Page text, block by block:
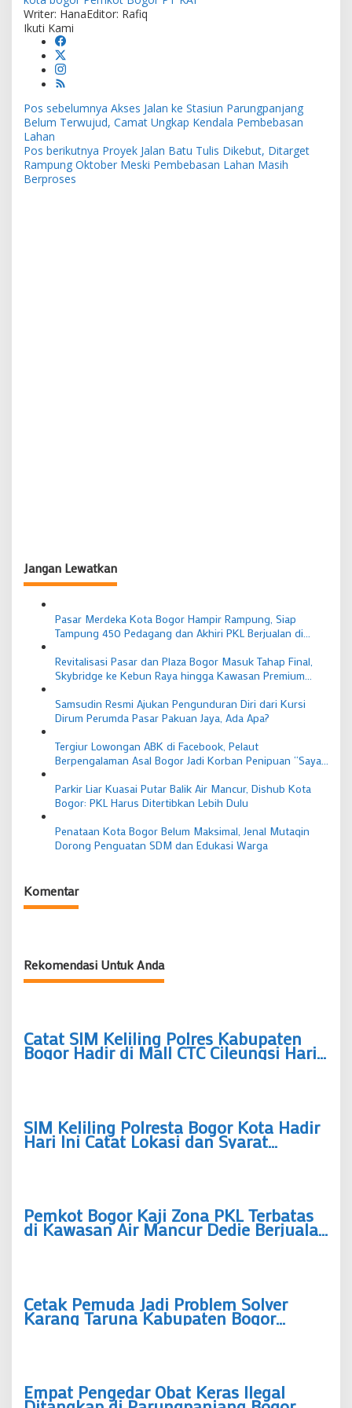
Writer: HanaEditor: Rafiq
Ikuti Kami
Navigasi
pos
Pos sebelumnya Akses Jalan ke Stasiun Parungpanjang
Belum Terwujud, Camat Ungkap Kendala Pembebasan
Lahan
Pos berikutnya Proyek Jalan Batu Tulis Dikebut, Ditarget
Rampung Oktober Meski Pembebasan Lahan Masih
Berproses
Jangan Lewatkan
Pasar Merdeka Kota Bogor Hampir Rampung, Siap
Tampung 450 Pedagang dan Akhiri PKL Berjualan di
Revitalisasi Pasar dan Plaza Bogor Masuk Tahap Final,
Skybridge ke Kebun Raya hingga Kawasan Premium
Samsudin Resmi Ajukan Pengunduran Diri dari Kursi
Dirum Perumda Pasar Pakuan Jaya, Ada Apa?
Tergiur Lowongan ABK di Facebook, Pelaut
Berpengalaman Asal Bogor Jadi Korban Penipuan “Saya
Parkir Liar Kuasai Putar Balik Air Mancur, Dishub Kota
Bogor: PKL Harus Ditertibkan Lebih Dulu
Penataan Kota Bogor Belum Maksimal, Jenal Mutaqin
Dorong Penguatan SDM dan Edukasi Warga
Komentar
Rekomendasi Untuk Anda
Catat SIM Keliling Polres Kabupaten
Bogor Hadir di Mall CTC Cileungsi Hari
Ini, Siapkan Tiga Dokumen Ini
SIM Keliling Polresta Bogor Kota Hadir
Hari Ini Catat Lokasi dan Syarat
Perpanjangan SIM A-C
Pemkot Bogor Kaji Zona PKL Terbatas
di Kawasan Air Mancur Dedie Berjualan
Hanya pada Jam Tertentu
Cetak Pemuda Jadi Problem Solver
Karang Taruna Kabupaten Bogor
Siapkan Sekolah Advokasi di 40
Empat Pengedar Obat Keras Ilegal